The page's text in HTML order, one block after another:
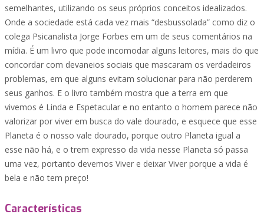
semelhantes, utilizando os seus próprios conceitos idealizados.
Onde a sociedade está cada vez mais “desbussolada” como diz o
colega Psicanalista Jorge Forbes em um de seus comentários na
mídia. É um livro que pode incomodar alguns leitores, mais do que
concordar com devaneios sociais que mascaram os verdadeiros
problemas, em que alguns evitam solucionar para não perderem
seus ganhos. E o livro também mostra que a terra em que
vivemos é Linda e Espetacular e no entanto o homem parece não
valorizar por viver em busca do vale dourado, e esquece que esse
Planeta é o nosso vale dourado, porque outro Planeta igual a
esse não há, e o trem expresso da vida nesse Planeta só passa
uma vez, portanto devemos Viver e deixar Viver porque a vida é
bela e não tem preço!
Características